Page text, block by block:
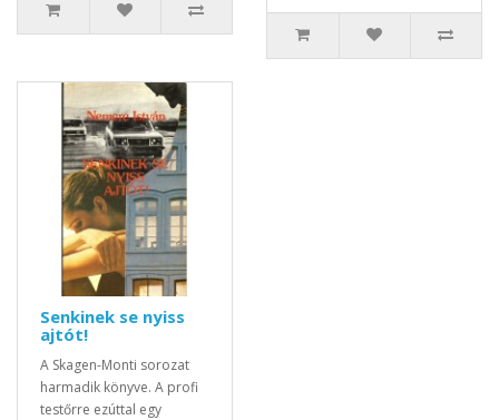
Senkinek se nyiss
ajtót!
A Skagen-Monti sorozat
harmadik könyve. A profi
testőrre ezúttal egy